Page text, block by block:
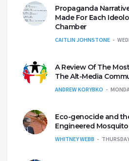
Propaganda
Made For Each
Chamber
CAITLIN JOHNSTONE
A Review Of The
The Alt-Media
ANDREW KORYBKO
Eco-genocide and
Engineered
WHITNEY WEBB